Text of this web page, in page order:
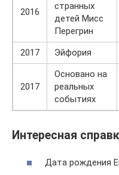
2016
странных
детей Мисс
Перегрин
2017 Эйфория
2017
Основано на
реальных
событиях
Интересная
Дата рождения